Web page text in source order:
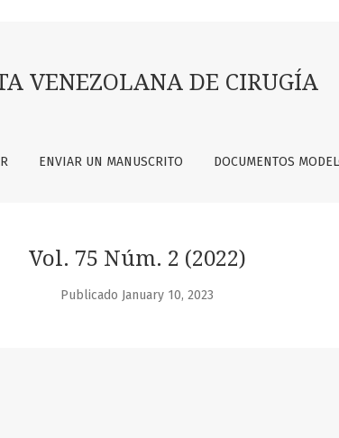
VENEZOLANA DE CIRUGÍA
ENVIAR UN MANUSCRITO DOCUMENTOS
Vol. 75 Núm. 2 (2022)
Publicado January 10, 2023